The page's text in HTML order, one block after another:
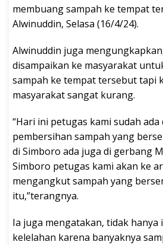
membuang sampah ke tempat
Alwinuddin, Selasa (16/4/24).
Alwinuddin juga
disampaikan ke masyarakat
sampah ke tempat tersebut tapi
masyarakat sangat kurang.
“Hari ini petugas kami sudah
pembersihan sampah yang
di Simboro ada juga di gerbang
Simboro petugas kami akan ke
mengangkut sampah yang
itu,”terangnya.
Ia juga mengatakan, tidak
kelelahan karena banyaknya